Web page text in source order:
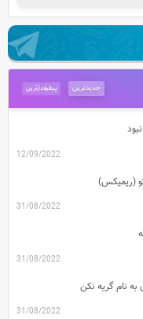
پرطرفدارترین جدیدترین
12/09/2022
تو (ریمیکس)
31/08/2022
31/08/2022
نام گریه نکن
31/08/2022